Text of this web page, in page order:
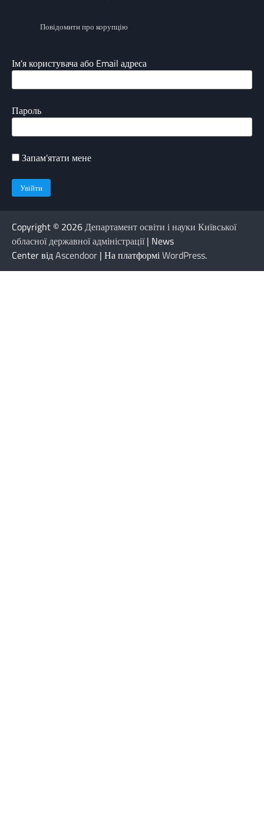
Повідомити про корупцію
Ім'я користувача або Email адреса
Пароль
Запам'ятати мене
Copyright © 2026Департамент освіти і науки Київської
обласної державної адміністрації| News
Center відAscendoor | На платформіWordPress.